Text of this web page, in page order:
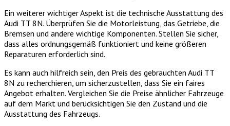
Ein weiterer wichtiger Aspekt ist die technische Ausstattung des
Audi TT 8N. Überprüfen Sie die Motorleistung, das Getriebe, die
Bremsen und andere wichtige Komponenten. Stellen Sie sicher,
dass alles ordnungsgemäß funktioniert und keine größeren
Reparaturen erforderlich sind.
Es kann auch hilfreich sein, den Preis des gebrauchten Audi TT
8N zu recherchieren, um sicherzustellen, dass Sie ein faires
Angebot erhalten. Vergleichen Sie die Preise ähnlicher Fahrzeuge
auf dem Markt und berücksichtigen Sie den Zustand und die
Ausstattung des Fahrzeugs.